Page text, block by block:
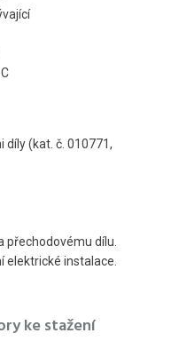
díly (kat. č. 010771,
přechodovému dílu.
elektrické instalace.
ke stažení